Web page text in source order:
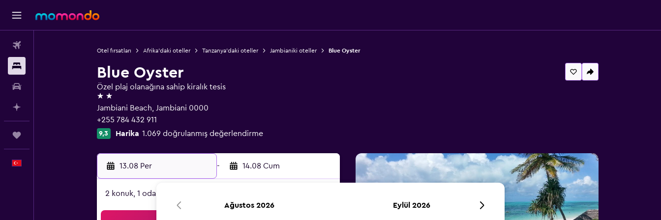
Otel fırsatları Afrika'daki oteller Tanzanya'daki oteller Jambianiki oteller Blue Oyster
Blue Oyster
Özel plaj olanağına sahip kiralık tesis
2 yıldız
Jambiani Beach, Jambiani 0000
+255 784 432 911
9,3 Harika 1.069 doğrulanmış değerlendirme
13.08 Per - 14.08 Cum
2 konuk, 1 oda
Ağustos 2026 Eylül 2026